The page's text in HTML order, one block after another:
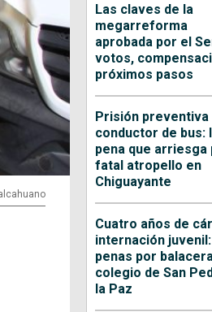
Las claves de la
megarreforma
aprobada por el
votos,
próximos pasos
Prisión preventiva
conductor de bus:
pena que arriesga
fatal atropello en
Chiguayante
Cuatro años de
internación
penas por
colegio de San
la Paz